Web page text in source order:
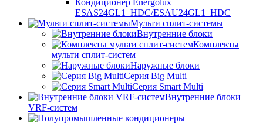
Кондиционер Energolux
ESAS24GL1_HDC/ESAU24GL1_HDC
Мульти сплит-системы
Внутренние блоки
Комплекты
мульти сплит-систем
Наружные блоки
Серия Big Multi
Серия Smart Multi
Внутренние блоки
VRF-систем